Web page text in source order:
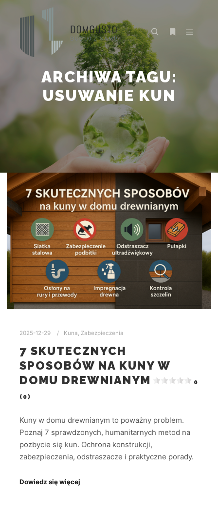
ARCHIWA TAGU:
USUWANIE KUN
2025-12-29 Kuna, Zabezpieczenia
7 SKUTECZNYCH
SPOSOBÓW NA KUNY W
DOMU DREWNIANYM
0
(0)
Kuny w domu drewnianym to poważny problem.
Poznaj 7 sprawdzonych, humanitarnych metod na
pozbycie się kun. Ochrona konstrukcji,
zabezpieczenia, odstraszacze i praktyczne porady.
Dowiedz się więcej